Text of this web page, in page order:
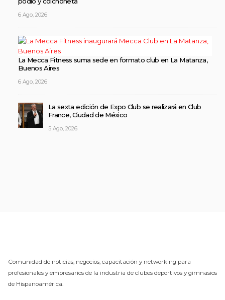
6 Ago, 2026
La Mecca Fitness suma sede en formato club en La Matanza,
Buenos Aires
6 Ago, 2026
La sexta edición de Expo Club se realizará en Club
France, Ciudad de México
5 Ago, 2026
Comunidad de noticias, negocios, capacitación y networking para
profesionales y empresarios de la industria de clubes deportivos y gimnasios
de Hispanoamérica.